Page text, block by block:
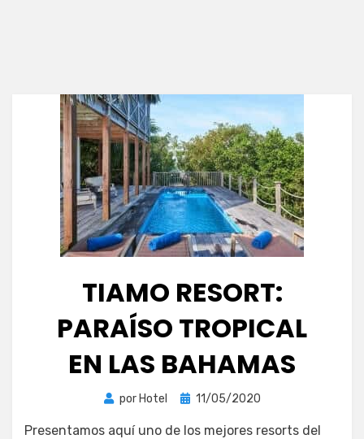
TIAMO RESORT:
PARAÍSO TROPICAL
EN LAS BAHAMAS
por Hotel
Publicada
11/05/2020
Presentamos aquí uno de los mejores resorts del